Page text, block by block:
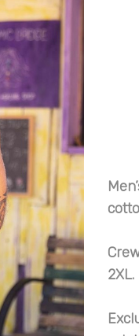
2XL.